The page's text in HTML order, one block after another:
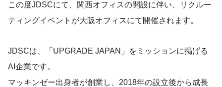
この度JDSCにて、関西オフィスの開設に伴い、リクルー
ティングイベントが大阪オフィスにて開催されます。
JDSCは、「UPGRADE JAPAN」をミッションに掲げる
AI企業です。
マッキンゼー出身者が創業し、2018年の設立後から成長